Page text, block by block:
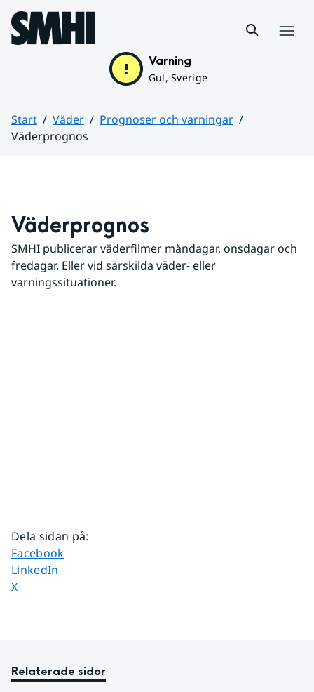
Hoppa till sidans innehåll
Varning
Gul, Sverige
Start Väder
Prognoser och varningar
Väderprognos
Väderprognos
SMHI publicerar väderfilmer måndagar, onsdagar och
fredagar. Eller vid särskilda väder- eller
varningssituationer.
Dela sidan på:
Dela sidan på
Facebook
Dela sidan på
LinkedIn
Dela sidan på
X
Relaterade sidor